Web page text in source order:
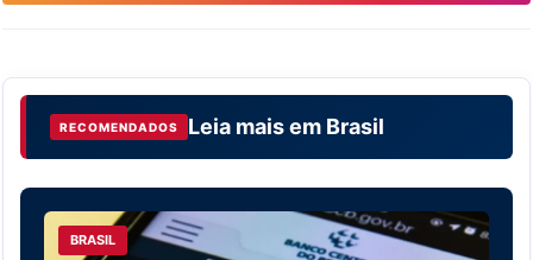
RECOMENDADOS Leia mais em Brasil
BRASIL